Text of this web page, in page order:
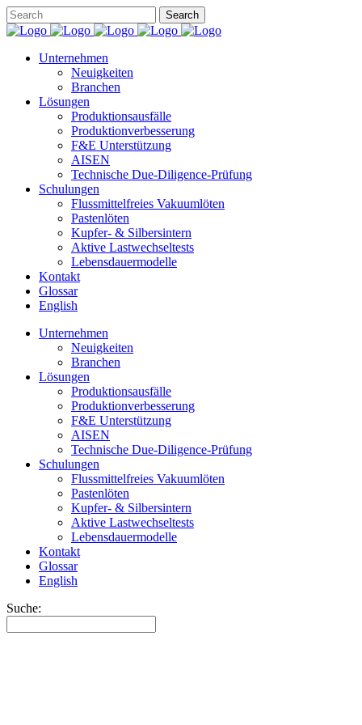
Unternehmen
Neuigkeiten
Branchen
Lösungen
Produktionsausfälle
Produktionverbesserung
F&E Unterstützung
AISEN
Technische Due-Diligence-Prüfung
Schulungen
Flussmittelfreies Vakuumlöten
Pastenlöten
Kupfer- & Silbersintern
Aktive Lastwechseltests
Lebensdauermodelle
Kontakt
Glossar
English
Unternehmen
Neuigkeiten
Branchen
Lösungen
Produktionsausfälle
Produktionverbesserung
F&E Unterstützung
AISEN
Technische Due-Diligence-Prüfung
Schulungen
Flussmittelfreies Vakuumlöten
Pastenlöten
Kupfer- & Silbersintern
Aktive Lastwechseltests
Lebensdauermodelle
Kontakt
Glossar
English
Suche: